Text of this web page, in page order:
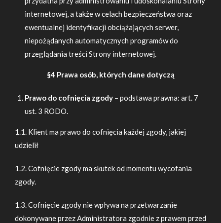
internetowej, a także w celach bezpieczeństwa oraz
ewentualnej identyfikacji obciążających serwer,
niepożądanych automatycznych programów do
przeglądania treści Strony internetowej.
§4 Prawa osób, których dane dotyczą
Prawo do cofnięcia zgody – podstawa prawna: art. 7
ust. 3 RODO.
1.1. Klient ma prawo do cofnięcia każdej zgody, jakiej
udzielił
1.2. Cofnięcie zgody ma skutek od momentu wycofania
zgody.
1.3. Cofnięcie zgody nie wpływa na przetwarzanie
dokonywane przez Administratora zgodnie z prawem przed